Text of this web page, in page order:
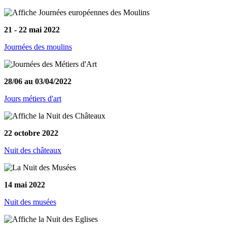
21 - 22 mai 2022
Journées des moulins
28/06 au 03/04/2022
Jours métiers d'art
22 octobre 2022
Nuit des châteaux
14 mai 2022
Nuit des musées